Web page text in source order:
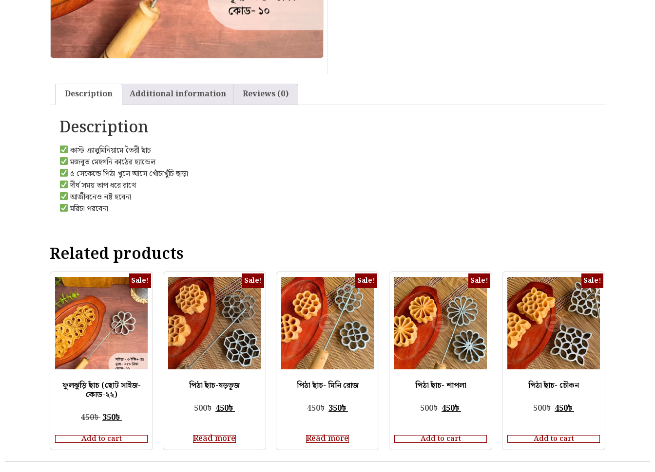
Description Additional information Reviews (0)
Description
কাস্ট এ‍্যালুমিনিয়ামে তৈরী ছাঁচ
মজবুত মেহগনি কাঠের হ্যান্ডেল
৫ সেকেন্ডে পিঠা খুলে আসে খোঁচাখুঁচি ছাড়া
দীর্ঘ সময় তাপ ধরে রাখে
আজীবনেও নষ্ট হবেনা
মরিচা পরবেনা
Related products
Sale!
ফুলঝুড়ি ছাঁচ (ছোট সাইজ-
কোড-২২)
450৳350৳
Add to cart
Sale!
পিঠা ছাঁচ-ষড়ভূজ
500৳450৳
Read more
Sale!
পিঠা ছাঁচ- মিনি রোজ
450৳350৳
Read more
Sale!
পিঠা ছাঁচ- শাপলা
500৳450৳
Add to cart
Sale!
পিঠা ছাঁচ- চৌকন
500৳450৳
Add to cart